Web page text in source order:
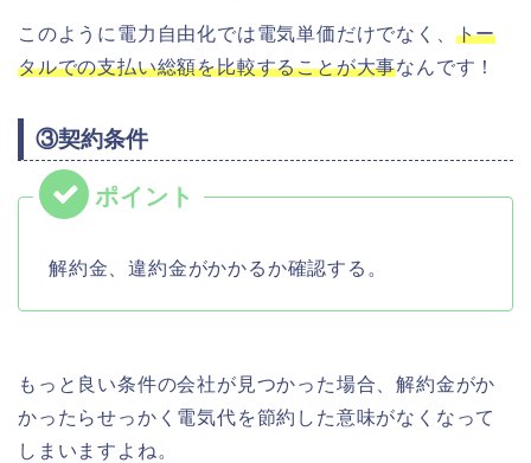
このように電力自由化では電気単価だけでなく、 トー
タルでの支払い総額を比較することが大事なんです！
③契約条件
解約金、違約金がかかるか確認する。
もっと良い条件の会社が見つかった場合、解約金がか
かったらせっかく電気代を節約した意味がなくなって
しまいますよね。